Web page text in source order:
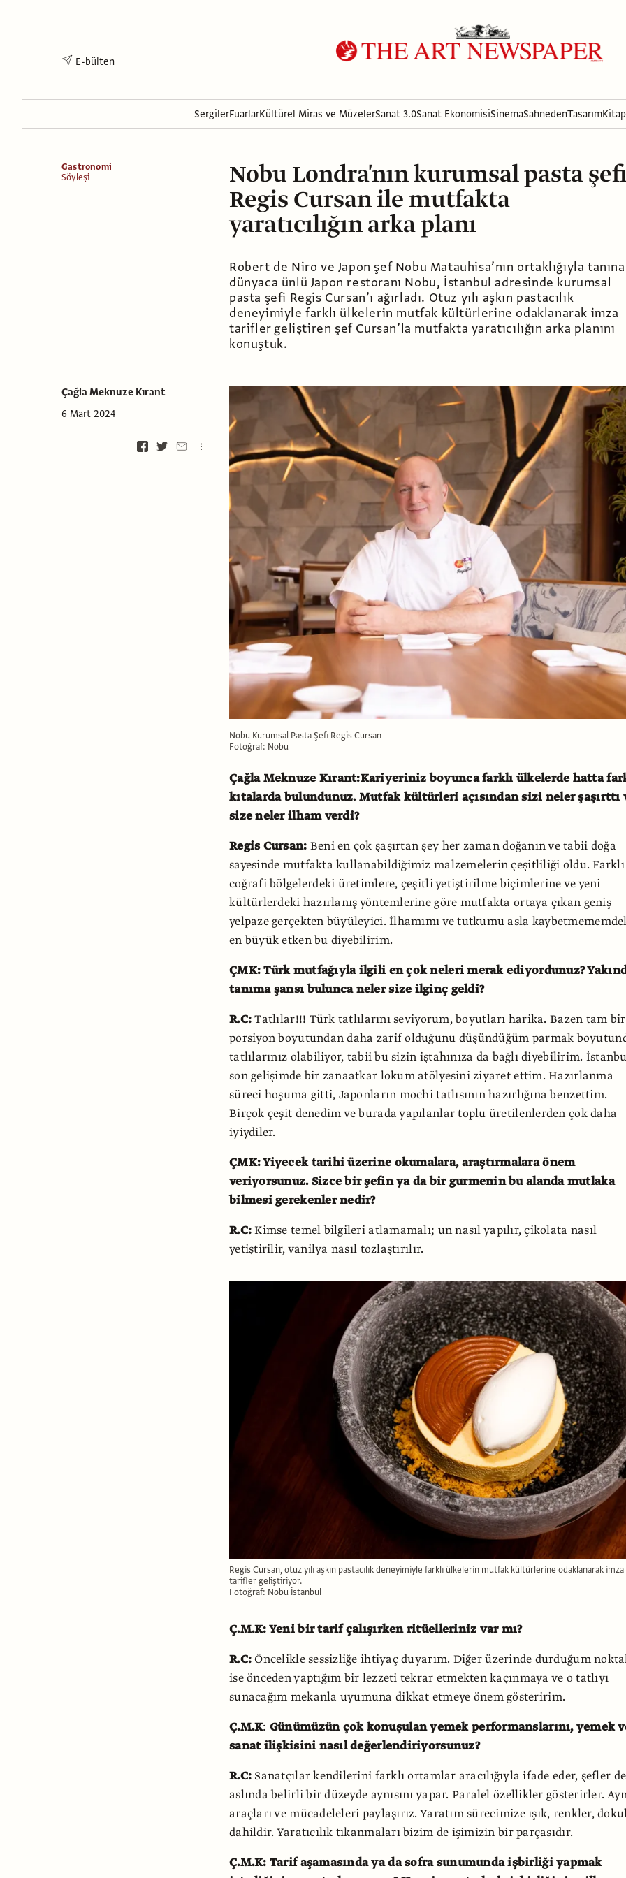
E-bülten
SergilerFuarlarKültürel Miras ve MüzelerSanat 3.0Sanat EkonomisiSinemaSahnedenTasarımKitap
Gastronomi
Söyleşi
Nobu Londra'nın kurumsal pasta
Regis Cursan ile mutfakta
yaratıcılığın arka planı
Robert de Niro ve Japon şef Nobu Matauhisa’nın ortaklığıyla
dünyaca ünlü Japon restoranı Nobu, İstanbul adresinde kurumsal
pasta şefi Regis Cursan’ı ağırladı. Otuz yılı aşkın pastacılık
deneyimiyle farklı ülkelerin mutfak kültürlerine odaklanarak imza
tarifler geliştiren şef Cursan’la mutfakta yaratıcılığın arka planını
konuştuk.
Çağla Meknuze Kırant
6 Mart 2024
Nobu Kurumsal Pasta Şefi Regis Cursan
Fotoğraf: Nobu
Çağla Meknuze Kırant:Kariyeriniz boyunca farklı ülkelerde hatta
kıtalarda bulundunuz. Mutfak kültürleri açısından sizi neler şaşırttı
size neler ilham verdi?
Regis Cursan: Beni en çok şaşırtan şey her zaman doğanın ve tabii doğa
sayesinde mutfakta kullanabildiğimiz malzemelerin çeşitliliği oldu. Farklı
coğrafi bölgelerdeki üretimlere, çeşitli yetiştirilme biçimlerine ve yeni
kültürlerdeki hazırlanış yöntemlerine göre mutfakta ortaya çıkan geniş
yelpaze gerçekten büyüleyici. İlhamımı ve tutkumu asla
en büyük etken bu diyebilirim.
ÇMK: Türk mutfağıyla ilgili en çok neleri merak ediyordunuz?
tanıma şansı bulunca neler size ilginç geldi?
R.C:Tatlılar!!! Türk tatlılarını seviyorum, boyutları harika. Bazen tam bir
porsiyon boyutundan daha zarif olduğunu düşündüğüm parmak
tatlılarınız olabiliyor, tabii bu sizin iştahınıza da bağlı diyebilirim.
son gelişimde bir zanaatkar lokum atölyesini ziyaret ettim. Hazırlanma
süreci hoşuma gitti, Japonların mochi tatlısının hazırlığına benzettim.
Birçok çeşit denedim ve burada yapılanlar toplu üretilenlerden çok daha
iyiydiler.
ÇMK: Yiyecek tarihi üzerine okumalara, araştırmalara önem
veriyorsunuz. Sizce bir şefin ya da bir gurmenin bu alanda mutlaka
bilmesi gerekenler nedir?
R.C:Kimse temel bilgileri atlamamalı; un nasıl yapılır, çikolata nasıl
yetiştirilir, vanilya nasıl tozlaştırılır.
Regis Cursan, otuz yılı aşkın pastacılık deneyimiyle farklı ülkelerin mutfak kültürlerine odaklanarak imza
tarifler geliştiriyor.
Fotoğraf: Nobu İstanbul
Ç.M.K: Yeni bir tarif çalışırken ritüelleriniz var mı?
R.C:Öncelikle sessizliğe ihtiyaç duyarım. Diğer üzerinde durduğum
ise önceden yaptığım bir lezzeti tekrar etmekten kaçınmaya ve o tatlıyı
sunacağım mekanla uyumuna dikkat etmeye önem gösteririm.
Ç.M.K: Günümüzün çok konuşulan yemek performanslarını, yemek
sanat ilişkisini nasıl değerlendiriyorsunuz?
R.C: Sanatçılar kendilerini farklı ortamlar aracılığıyla ifade eder, şefler de
aslında belirli bir düzeyde aynısını yapar. Paralel özellikler gösterirler.
araçları ve mücadeleleri paylaşırız. Yaratım sürecimize ışık, renkler,
dahildir. Yaratıcılık tıkanmaları bizim de işimizin bir parçasıdır.
Ç.M.K: Tarif aşamasında ya da sofra sunumunda işbirliği yapmak